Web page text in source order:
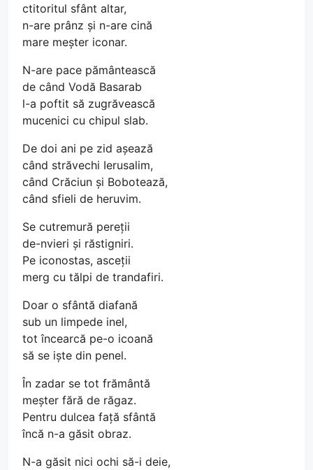
ctitoritul sfânt altar,
n-are prânz și n-are cină
mare meșter iconar.
N-are pace pământească
de când Vodă Basarab
l-a poftit să zugrăvească
mucenici cu chipul slab.
De doi ani pe zid așează
când străvechi Ierusalim,
când Crăciun și Bobotează,
când sfieli de heruvim.
Se cutremură pereții
de-nvieri și răstigniri.
Pe iconostas, asceții
merg cu tălpi de trandafiri.
Doar o sfântă diafană
sub un limpede inel,
tot încearcă pe-o icoană
să se iște din penel.
În zadar se tot frământă
meșter fără de răgaz.
Pentru dulcea față sfântă
încă n-a găsit obraz.
N-a găsit nici ochi să-i deie,